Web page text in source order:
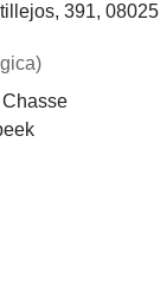
391, 08025